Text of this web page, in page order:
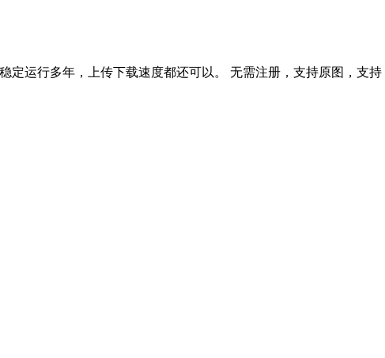
定运行多年，上传下载速度都还可以。 无需注册，支持原图，支持